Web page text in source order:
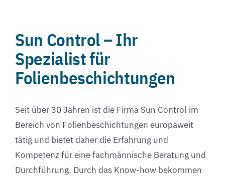
Sun Control – Ihr
Spezialist für
Folienbeschichtungen
Seit über 30 Jahren ist die Firma Sun Control im
Bereich von Folienbeschichtungen europaweit
tätig und bietet daher die Erfahrung und
Kompetenz für eine fachmännische Beratung und
Durchführung. Durch das Know-how bekommen